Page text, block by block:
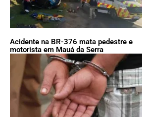
Acidente na BR-376 mata pedestre e
motorista em Mauá da Serra